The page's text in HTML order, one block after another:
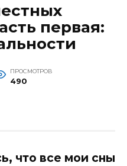
первая:
ПРОСМОТРОВ
490
что все мои сны